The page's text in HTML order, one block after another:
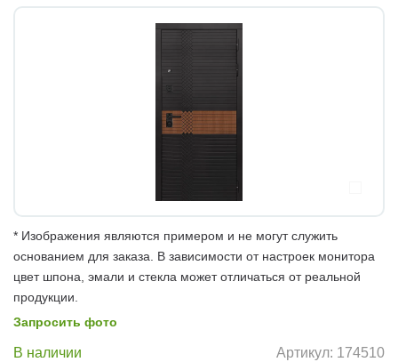
* Изображения являются примером и не могут служить
основанием для заказа. В зависимости от настроек монитора
цвет шпона, эмали и стекла может отличаться от реальной
продукции.
Запросить фото
В наличии Артикул: 174510